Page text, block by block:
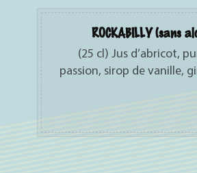
ROCKABILLY (sans
(25 cl) Jus d’abricot,
passion, sirop de vanille,